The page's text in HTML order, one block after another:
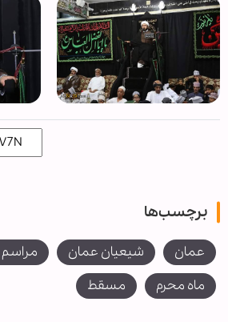
برچسب‌ها
عمان شیعیان عمان
ماه محرم
مسقط